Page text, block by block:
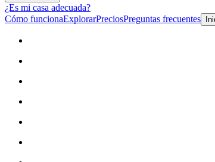
¿Es mi casa adecuada?
Cómo funcionaExplorarPreciosPreguntas frecuentes